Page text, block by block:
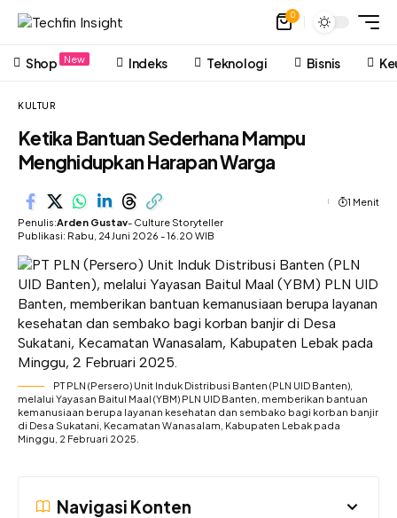
0
Shop New Indeks Teknologi Bisnis
KULTUR
Ketika Bantuan Sederhana Mampu
Menghidupkan Harapan Warga
Penulis:Arden Gustav- Culture Storyteller
Publikasi: Rabu, 24 Juni 2026 - 16.20 WIB
1 Menit
PT PLN (Persero) Unit Induk Distribusi Banten (PLN UID Banten),
melalui Yayasan Baitul Maal (YBM) PLN UID Banten, memberikan bantuan
kemanusiaan berupa layanan kesehatan dan sembako bagi korban banjir
di Desa Sukatani, Kecamatan Wanasalam, Kabupaten Lebak pada
Minggu, 2 Februari 2025.
Navigasi Konten